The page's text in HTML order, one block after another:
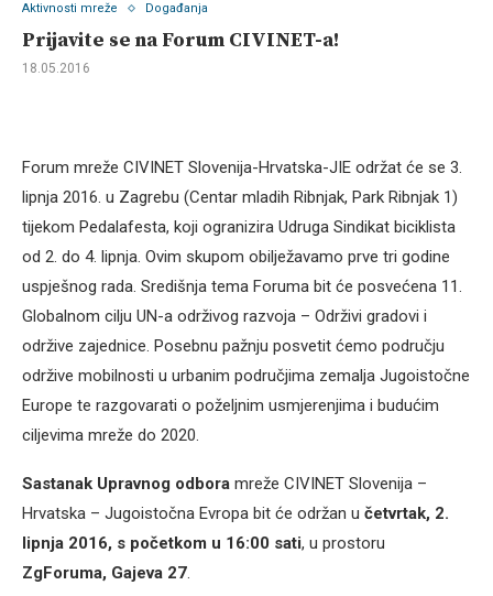
Aktivnosti mreže Događanja
Prijavite se na Forum CIVINET-a!
18.05.2016
Forum mreže CIVINET Slovenija-Hrvatska-JIE održat će se 3.
lipnja 2016. u Zagrebu (Centar mladih Ribnjak, Park Ribnjak 1)
tijekom Pedalafesta, koji ogranizira Udruga Sindikat biciklista
od 2. do 4. lipnja. Ovim skupom obilježavamo prve tri godine
uspješnog rada. Središnja tema Foruma bit će posvećena 11.
Globalnom cilju UN-a održivog razvoja – Održivi gradovi i
održive zajednice. Posebnu pažnju posvetit ćemo području
održive mobilnosti u urbanim područjima zemalja Jugoistočne
Europe te razgovarati o poželjnim usmjerenjima i budućim
ciljevima mreže do 2020.
Sastanak Upravnog odbora mreže CIVINET Slovenija –
Hrvatska – Jugoistočna Evropa bit će održan u četvrtak, 2.
lipnja 2016, s početkom u 16:00 sati, u prostoru
ZgForuma, Gajeva 27.